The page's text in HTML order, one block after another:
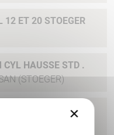
12 ET 20 STOEGER
(STOEGER)
VURSAN
×